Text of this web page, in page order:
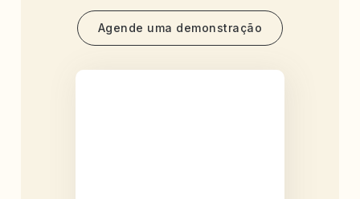
Agende uma demonstração